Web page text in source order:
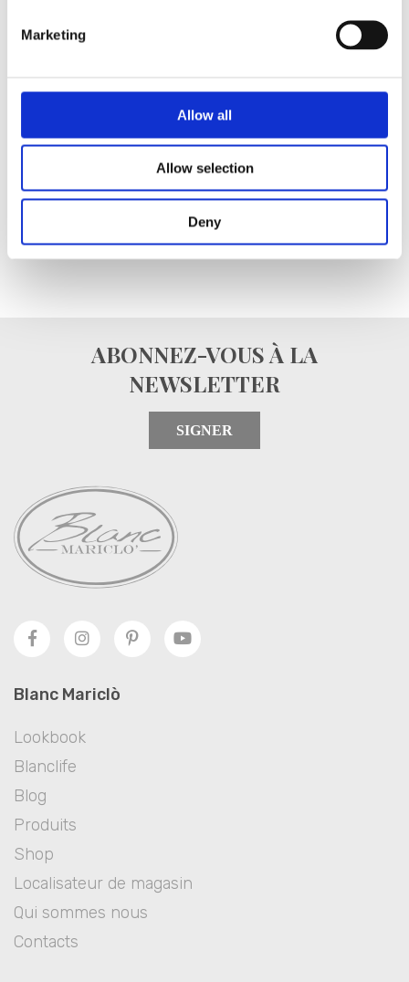
Marketing
Allow all
Allow selection
Deny
Inscrivez-vous et entrez dans la
boutique Blanc MariClo' pour
ENREGISTREZ
ABONNEZ-VOUS À LA
NEWSLETTER
SIGNER
Blanc Mariclò
Lookbook
Blanclife
Blog
Produits
Shop
Localisateur de magasin
Qui sommes nous
Contacts